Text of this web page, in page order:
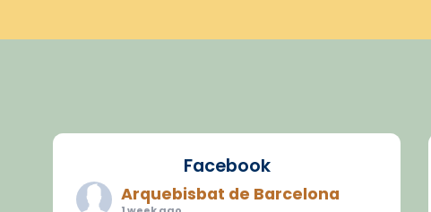
Facebook
Arquebisbat de Barcelona